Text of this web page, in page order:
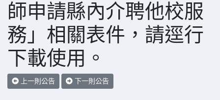
師申請縣內介聘他校服
務」相關表件，請逕行
下載使用。
上一則公告 下一則公告